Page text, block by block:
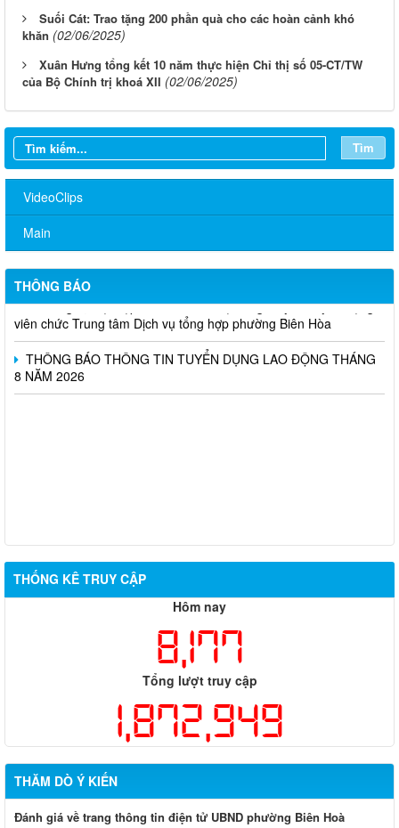
Suối Cát: Trao tặng 200 phần quà cho các hoàn cảnh khó
khăn (02/06/2025)
Xuân Hưng tổng kết 10 năm thực hiện Chỉ thị số 05-CT/TW
của Bộ Chính trị khoá XII (02/06/2025)
Tìm
VideoClips
Main
THÔNG BÁO
Thông báo mời người cao tuổi tham gia Chương trình khám sức
khỏe miễn phí năm 2026
Về việc đăng tải Báo cáo tiếp thu, giải trình ý kiến góp ý đối với
nhiệm vụ đồ án quy hoạch phân khu đô thị tỷ lệ 1/2.000 phường
Biên Hòa, thành phố Đồng Nai
Thông báo kết quả kiểm tra điều kiện, tiêu chuẩn dự tuyển viên
chức vòng 1; triệu tập thí sinh tham dự vòng 2 kỳ thi tuyển dụng
viên chức Trung tâm Dịch vụ tổng hợp phường Biên Hòa
THÔNG BÁO THÔNG TIN TUYỂN DỤNG LAO ĐỘNG THÁNG
8 NĂM 2026
THỐNG KÊ TRUY CẬP
Hôm nay
8,177
Tổng lượt truy cập
1,872,949
THĂM DÒ Ý KIẾN
Đánh giá về trang thông tin điện tử UBND phường Biên Hoà